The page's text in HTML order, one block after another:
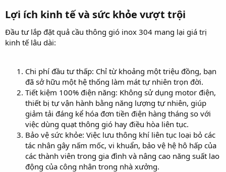
Lợi ích kinh tế và sức khỏe vượt trội​
Đầu tư lắp đặt quả cầu thông gió inox 304 mang lại giá trị
kinh tế lâu dài:
Chi phí đầu tư thấp: Chỉ từ khoảng một triệu đồng, bạn
đã sở hữu một hệ thống làm mát tự nhiên trọn đời.
Tiết kiệm 100% điện năng: Không sử dụng motor điện,
thiết bị tự vận hành bằng năng lượng tự nhiên, giúp
giảm tải đáng kể hóa đơn tiền điện hàng tháng so với
việc dùng quạt thông gió hay điều hòa liên tục.
Bảo vệ sức khỏe: Việc lưu thông khí liên tục loại bỏ các
tác nhân gây nấm mốc, vi khuẩn, bảo vệ hệ hô hấp của
các thành viên trong gia đình và nâng cao năng suất lao
động của công nhân trong nhà xưởng.